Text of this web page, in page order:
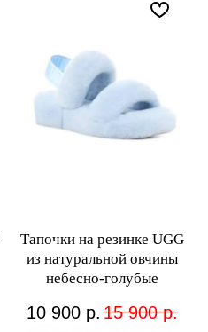
Тапочки на резинке UGG
из натуральной овчины
небесно-голубые
10 900 р. 15 900 р.